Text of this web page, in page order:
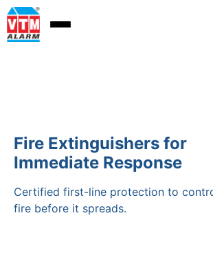
Fire Extinguishers for
Immediate Response
Certified first-line protection to
fire before it spreads.